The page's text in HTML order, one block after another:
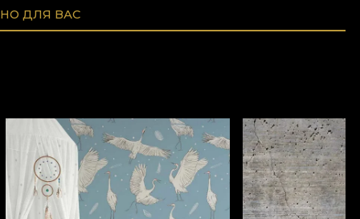
ДЛЯ ВАС